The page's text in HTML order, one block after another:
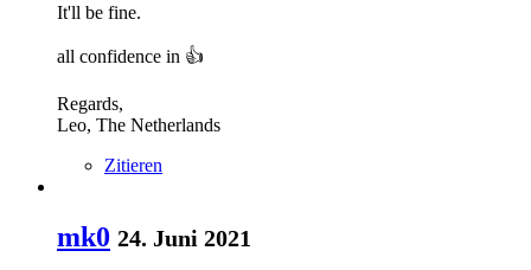
It'll be fine.
all confidence in 👍
Regards,
Leo, The Netherlands
Zitieren
mk0 24. Juni 2021